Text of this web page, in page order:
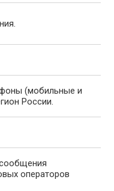
(мобильные и
России.
операторов